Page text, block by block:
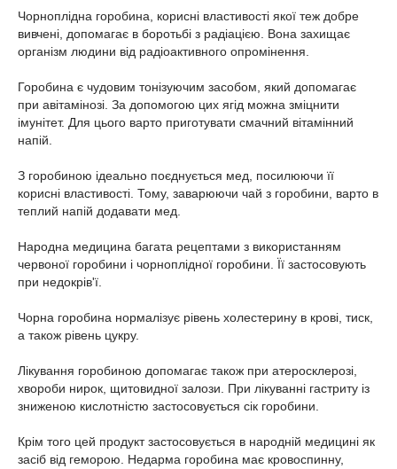
Чорноплідна горобина, корисні властивості якої теж добре
вивчені, допомагає в боротьбі з радіацією. Вона захищає
організм людини від радіоактивного опромінення.
Горобина є чудовим тонізуючим засобом, який допомагає
при авітамінозі. За допомогою цих ягід можна зміцнити
імунітет. Для цього варто приготувати смачний вітамінний
напій.
З горобиною ідеально поєднується мед, посилюючи її
корисні властивості. Тому, заварюючи чай з горобини, варто в
теплий напій додавати мед.
Народна медицина багата рецептами з використанням
червоної горобини і чорноплідної горобини. Її застосовують
при недокрів'ї.
Чорна горобина нормалізує рівень холестерину в крові, тиск,
а також рівень цукру.
Лікування горобиною допомагає також при атеросклерозі,
хвороби нирок, щитовидної залози. При лікуванні гастриту із
зниженою кислотністю застосовується сік горобини.
Крім того цей продукт застосовується в народній медицині як
засіб від геморою. Недарма горобина має кровоспинну,